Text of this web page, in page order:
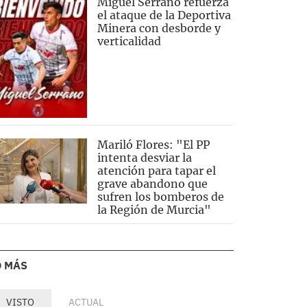
el ataque de la Deportiva
Minera con desborde y
verticalidad
Mariló Flores: "El PP
intenta desviar la
atención para tapar el
grave abandono que
sufren los bomberos de
la Región de Murcia"
MÁS
VISTO ACTUAL